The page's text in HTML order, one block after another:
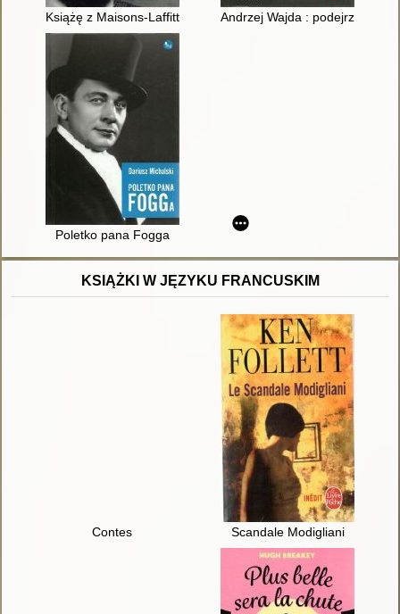
Książę z Maisons-Laffitte Andrzej Wajda : podejrzany
Poletko pana Fogga
KSIĄŻKI W JĘZYKU FRANCUSKIM
Contes Scandale Modigliani